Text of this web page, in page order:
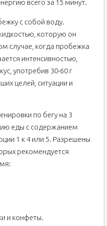
всего за 15 минут.
с собой воду.
которую он
случае, когда пробежка
интенсивностью,
употребив 30-60 г
целей, ситуации и
по бегу на 3
еды с содержанием
1 к 4 или 5. Разрешены
рекомендуется
и конфеты.